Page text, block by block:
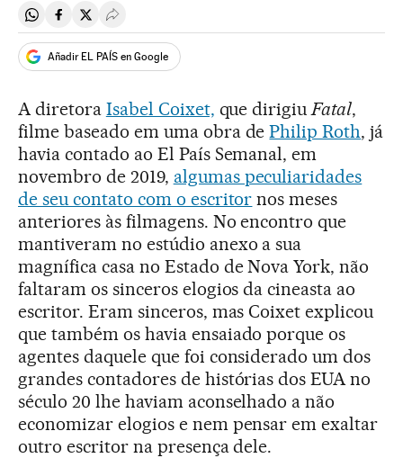
Compartir en Whatsapp
Compartir en Facebook
Compartir en Twitter
Desplegar Redes Sociales
Añadir EL PAÍS en Google
A diretora Isabel Coixet, que dirigiuFatal,
filme baseado em uma obra dePhilip Roth, já
havia contado ao El País Semanal, em
novembro de 2019, algumas peculiaridades
de seu contato com o escritor nos meses
anteriores às filmagens. No encontro que
mantiveram no estúdio anexo a sua
magnífica casa no Estado de Nova York, não
faltaram os sinceros elogios da cineasta ao
escritor. Eram sinceros, mas Coixet explicou
que também os havia ensaiado porque os
agentes daquele que foi considerado um dos
grandes contadores de histórias dos EUA no
século 20 lhe haviam aconselhado a não
economizar elogios e nem pensar em exaltar
outro escritor na presença dele.